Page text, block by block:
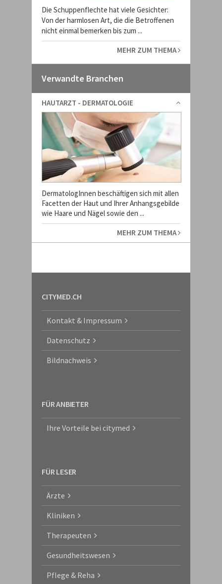
Die Schuppenflechte hat viele Gesichter:
Von der harmlosen Art, die die Betroffenen
nicht einmal bemerken bis zum ...
MEHR ZUM THEMA
Verwandte Branchen
HAUTARZT - DERMATOLOGIE
DermatologInnen beschäftigen sich mit allen
Facetten der Haut und Ihrer Anhangsgebilde
wie Haare und Nägel sowie den ...
MEHR ZUM THEMA
CITYMED.CH
Kontakt & Impressum
Datenschutz
Bildnachweis
FÜR ANBIETER
Ihre Vorteile bei citymed
FÜR LESER
Ärzte
Kliniken
Therapeuten
Gesundheitswesen
Pflege & Reha